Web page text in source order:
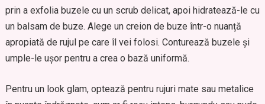
prin a exfolia buzele cu un scrub delicat, apoi hidratează-le cu
un balsam de buze. Alege un creion de buze într-o nuanță
apropiată de rujul pe care îl vei folosi. Conturează buzele și
umple-le ușor pentru a crea o bază uniformă.
Pentru un look glam, optează pentru rujuri mate sau metalice